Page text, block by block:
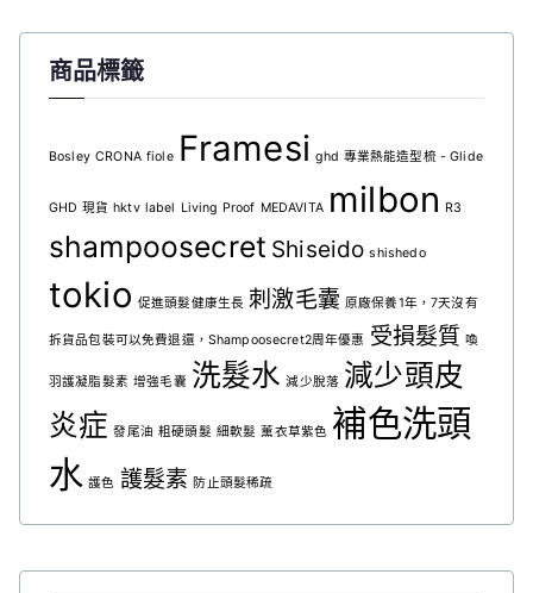
商品標籤
Bosley CRONA fiole Framesi ghd 專業熱能造型梳 - Glide
GHD 現貨 hktv label Living Proof MEDAVITA milbon R3
shampoosecret Shiseido shishedo
tokio 促進頭髮健康生長 刺激毛囊 原廠保養1年，7天沒有
拆貨品包裝可以免費退還，Shampoosecret2周年優惠 受損髮質 喚
羽護凝脂髮素 增強毛囊 洗髮水 減少脫落 減少頭皮
炎症 發尾油 粗硬頭髮 細軟髮 薰衣草紫色 補色洗頭
水 護色 護髮素 防止頭髮稀疏